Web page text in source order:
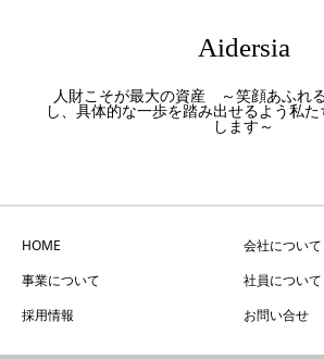
Aidersia
人財こそが最大の資産 ～笑顔あふれ
し、具体的な一歩を踏み出せるよう私
します～
HOME
会社について
事業について
社員について
採用情報
お問い合せ